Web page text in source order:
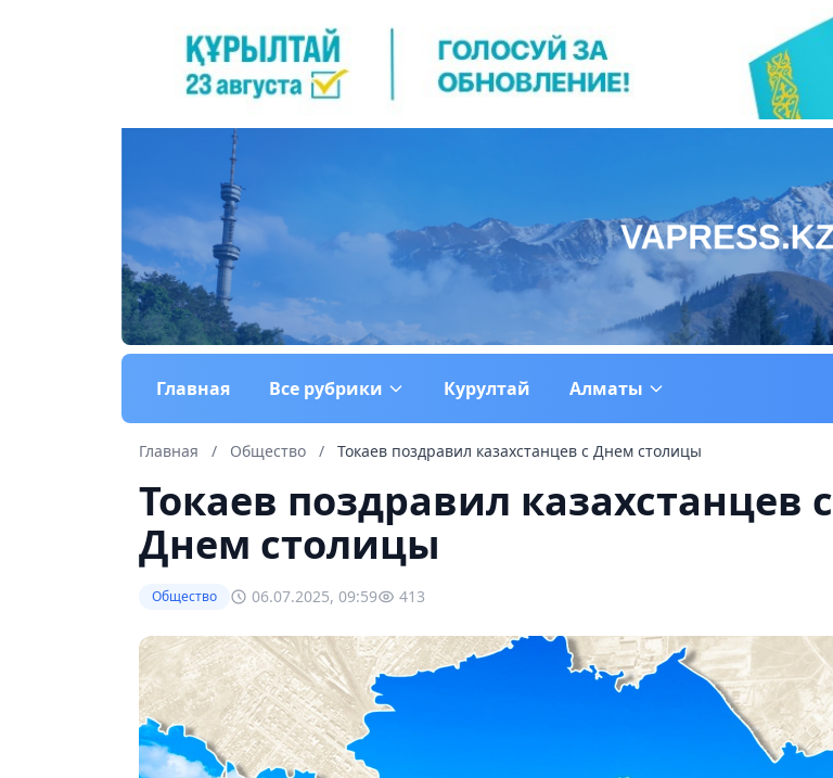
Главная Все рубрики Курултай Алматы
Главная / Общество / Токаев поздравил казахстанцев с Днем столицы
Токаев поздравил казахстанцев с
Днем столицы
Общество 06.07.2025, 09:59 413